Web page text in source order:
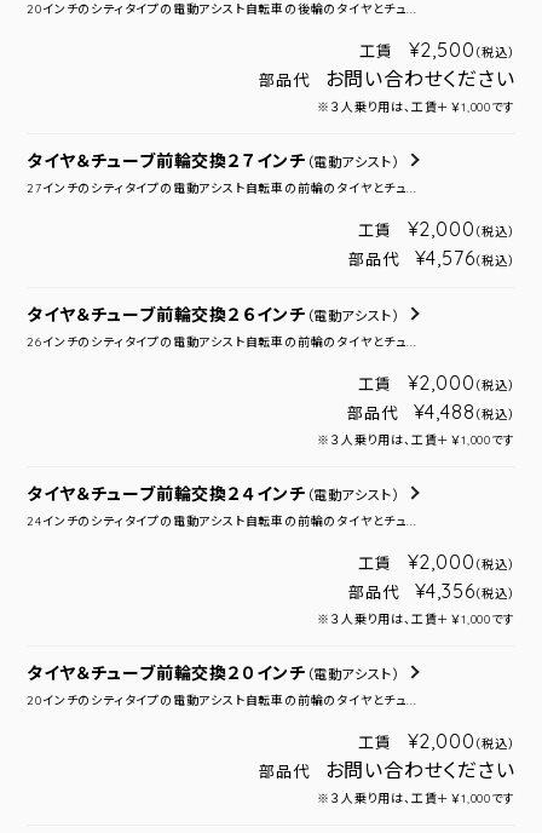
20インチのシティタイプの電動アシスト自転車の後輪のタイヤとチュ...
工賃 ¥2,500 （税込）
部品代 お問い合わせください
※３人乗り用は、工賃＋￥1,000です
タイヤ＆チューブ前輪交換２７インチ （電動アシスト）
27インチのシティタイプの電動アシスト自転車の前輪のタイヤとチュ...
工賃 ¥2,000 （税込）
部品代 ¥4,576（税込）
タイヤ＆チューブ前輪交換２６インチ （電動アシスト）
26インチのシティタイプの電動アシスト自転車の前輪のタイヤとチュ...
工賃 ¥2,000 （税込）
部品代 ¥4,488 （税込）
※３人乗り用は、工賃＋￥1,000です
タイヤ＆チューブ前輪交換２４インチ （電動アシスト）
24インチのシティタイプの電動アシスト自転車の前輪のタイヤとチュ...
工賃 ¥2,000 （税込）
部品代 ¥4,356（税込）
※３人乗り用は、工賃＋￥1,000です
タイヤ＆チューブ前輪交換２０インチ （電動アシスト）
20インチのシティタイプの電動アシスト自転車の前輪のタイヤとチュ...
工賃 ¥2,000 （税込）
部品代 お問い合わせください
※３人乗り用は、工賃＋￥1,000です